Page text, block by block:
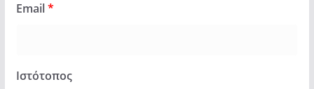
Email*
Ιστότοπος